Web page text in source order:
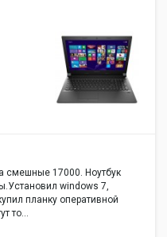
смешные 17000. Ноутбук
windows 7,
планку оперативной
то…